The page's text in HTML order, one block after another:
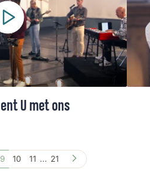
U met ons
met
Zingt.
9 10 11 ... 21